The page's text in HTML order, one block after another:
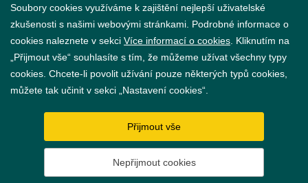
GDPR
Nastavení cookies
Soubory cookies využíváme k zajištění nejlepší uživatelské
zkušenosti s našimi webovými stránkami. Podrobné informace o
cookies naleznete v sekci Více informací o cookies . Kliknutím na
„Přijmout vše“ souhlasíte s tím, že můžeme užívat všechny typy
cookies. Chcete-li povolit užívání pouze některých typů cookies,
můžete tak učinit v sekci „Nastavení cookies“.
Přijmout vše
Nepřijmout cookies